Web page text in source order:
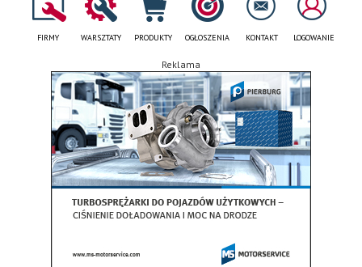
FIRMY WARSZTATY PRODUKTY OGŁOSZENIA KONTAKT LOGOWANIE
Reklama